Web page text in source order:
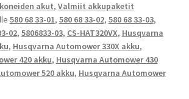
akut, Valmiit akkupaketit
580 68 33-01, 580 68 33-02, 580 68 33-03,
02, 5806833-03, CS-HAT320VX, Husqvarna
, Husqvarna Automower 330X akku,
420 akku, Husqvarna Automower 430
520 akku, Husqvarna Automower